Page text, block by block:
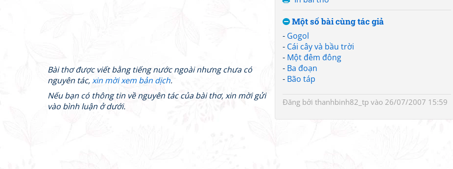
Một số bài cùng tác giả
- Gogol
- Cái cây và bầu trời
- Một đêm đông
- Ba đoạn
- Bão táp
Đăng bởi thanhbinh82_tp vào 26/07/2007 15:59
Bài thơ được viết bằng tiếng nước ngoài nhưng chưa có
nguyên tác,xin mời xem bản dịch.
Nếu bạn có thông tin về nguyên tác của bài thơ, xin mời gửi
vào bình luận ở dưới.